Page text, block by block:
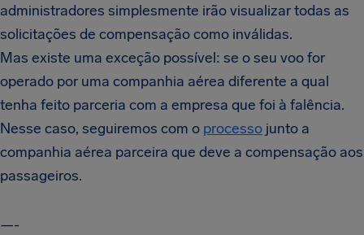
administradores simplesmente irão visualizar todas as
solicitações de compensação como inválidas.
Mas existe uma exceção possível: se o seu voo for
operado por uma companhia aérea diferente a qual
tenha feito parceria com a empresa que foi à falência.
Nesse caso, seguiremos com o processo junto a
companhia aérea parceira que deve a compensação aos
passageiros.
—-